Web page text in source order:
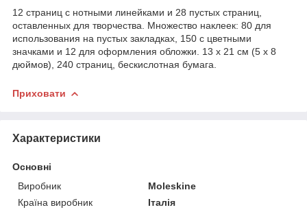
12 страниц с нотными линейками и 28 пустых страниц,
оставленных для творчества. Множество наклеек: 80 для
использования на пустых закладках, 150 с цветными
значками и 12 для оформления обложки. 13 x 21 см (5 x 8
дюймов), 240 страниц, бескислотная бумага.
Приховати
Характеристики
Основні
Виробник
Moleskine
Країна виробник
Італія